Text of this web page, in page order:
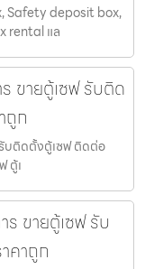
Safety deposit box,
rental แล
ขายตู้เซฟ รับติด
ถูก
บติดตั้งตู้เซฟ ติดต่อ
ตู้เ
ขายตู้เซฟ รับ
คาถูก